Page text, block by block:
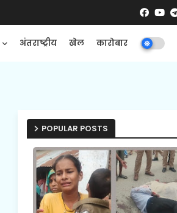
अंतराष्ट्रीय खेल कारोबार मनोरंजन
POPULAR POSTS